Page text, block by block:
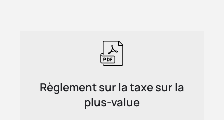
Règlement sur la taxe sur la
plus-value